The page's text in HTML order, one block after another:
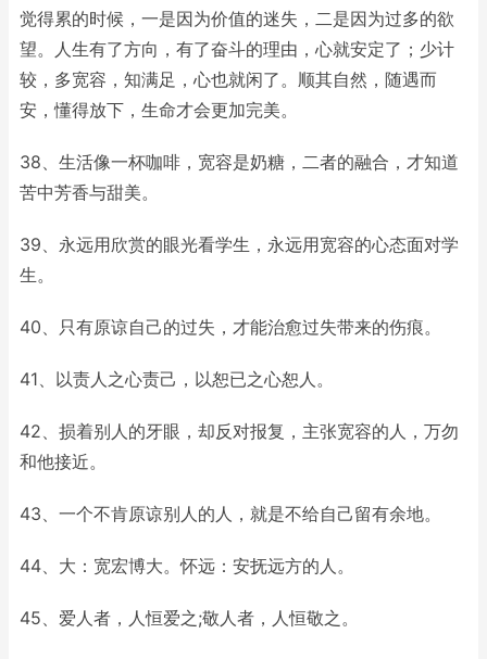
觉得累的时候，一是因为价值的迷失，二是因为过多的欲
望。人生有了方向，有了奋斗的理由，心就安定了；少计
较，多宽容，知满足，心也就闲了。顺其自然，随遇而
安，懂得放下，生命才会更加完美。
38、生活像一杯咖啡，宽容是奶糖，二者的融合，才知道
苦中芳香与甜美。
39、永远用欣赏的眼光看学生，永远用宽容的心态面对学
生。
40、只有原谅自己的过失，才能治愈过失带来的伤痕。
41、以责人之心责己，以恕已之心恕人。
42、损着别人的牙眼，却反对报复，主张宽容的人，万勿
和他接近。
43、一个不肯原谅别人的人，就是不给自己留有余地。
44、大：宽宏博大。怀远：安抚远方的人。
45、爱人者，人恒爱之;敬人者，人恒敬之。